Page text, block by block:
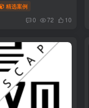
精选案例
0 72 10